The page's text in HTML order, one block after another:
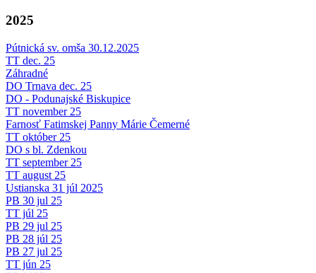
2025
Pútnická sv. omša 30.12.2025
TT dec. 25
Záhradné
DO Trnava dec. 25
DO - Podunajské Biskupice
TT november 25
Farnosť Fatimskej Panny Márie Čemerné
TT október 25
DO s bl. Zdenkou
TT september 25
TT august 25
Ustianska 31 júl 2025
PB 30 jul 25
TT júl 25
PB 29 jul 25
PB 28 júl 25
PB 27 jul 25
TT jún 25